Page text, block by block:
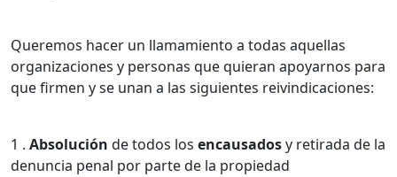
Queremos hacer un llamamiento a todas aquellas
organizaciones y personas que quieran apoyarnos para
que firmen y se unan a las siguientes reivindicaciones:
1 . Absolución de todos los encausadosy retirada de la
denuncia penal por parte de la propiedad